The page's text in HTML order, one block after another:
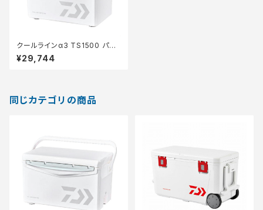
クールラインα3 TS1500 パー
ル
¥29,744
同じカテゴリの商品